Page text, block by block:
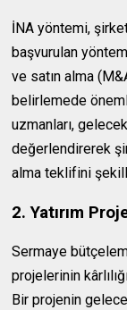
İNA yöntemi,
başvurulan
ve satın alma
belirlemede
uzmanları,
değerlendirerek
alma teklifini
2. Yatırım
Sermaye
projelerinin
Bir projenin